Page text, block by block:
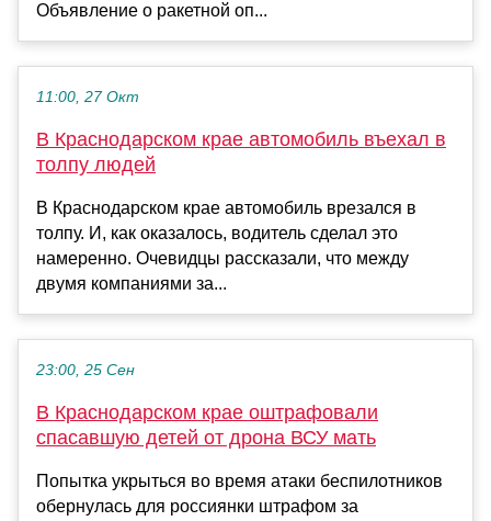
Объявление о ракетной оп...
11:00, 27 Окт
В Краснодарском крае автомобиль въехал в
толпу людей
В Краснодарском крае автомобиль врезался в
толпу. И, как оказалось, водитель сделал это
намеренно. Очевидцы рассказали, что между
двумя компаниями за...
23:00, 25 Сен
В Краснодарском крае оштрафовали
спасавшую детей от дрона ВСУ мать
Попытка укрыться во время атаки беспилотников
обернулась для россиянки штрафом за